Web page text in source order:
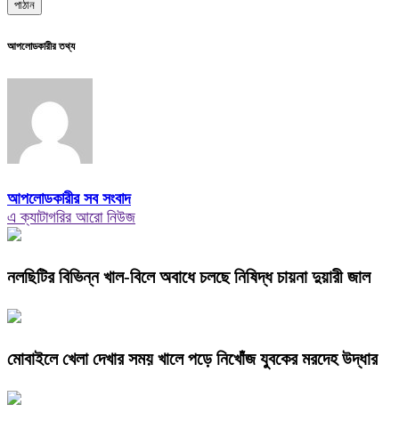
আপলোডকারীর তথ্য
আপলোডকারীর সব সংবাদ
এ ক্যাটাগরির আরো নিউজ
নলছিটির বিভিন্ন খাল-বিলে অবাধে চলছে নিষিদ্ধ চায়না দুয়ারী জাল
​মোবাইলে খেলা দেখার সময় খালে পড়ে নিখোঁজ যুবকের মরদেহ উদ্ধার